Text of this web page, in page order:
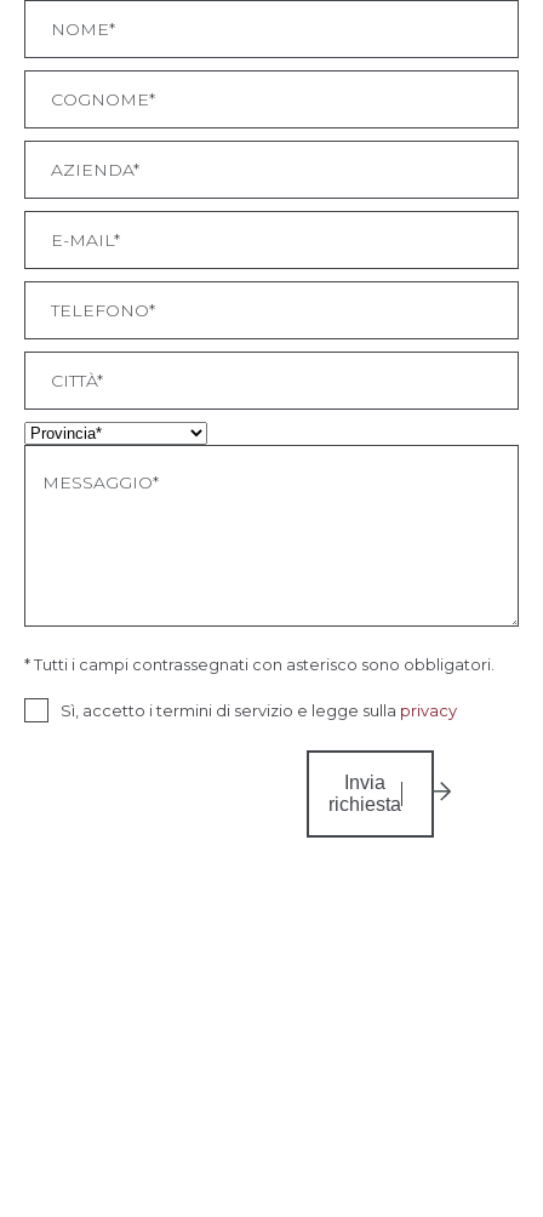
* Tutti i campi contrassegnati con asterisco sono obbligatori.
Sì, accetto i termini di servizio e legge sulla privacy
Invia
richiesta